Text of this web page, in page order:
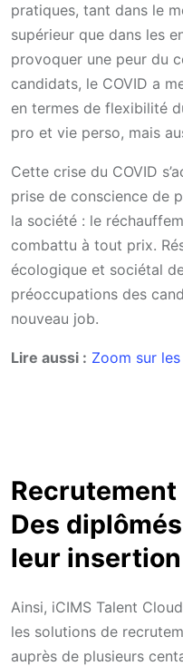
pratiques, tant dans le
supérieur que dans les
provoquer une peur du
candidats, le COVID a
en termes de flexibilité
pro et vie perso, mais
Cette crise du COVID
prise de conscience de
la société : le
combattu à tout prix.
écologique et sociétal
préoccupations des
nouveau job.
Lire aussi : Zoom sur les
Recrutement
Des
leur
Ainsi, iCIMS Talent
les solutions de
auprès de plusieurs